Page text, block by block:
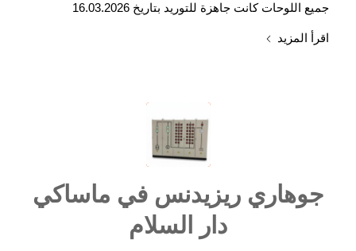
جميع اللوحات كانت جاهزة للتوريد بتاريخ 16.03.2026
اقرأ المزيد
جوهاري ريزيدنس في ماساكي
دار السلام